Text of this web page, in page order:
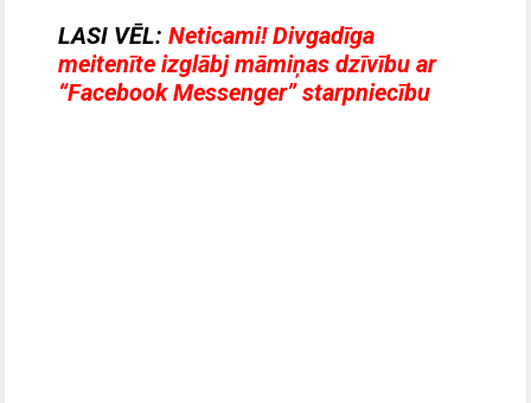
LASI VĒL: Neticami! Divgadīga
meitenīte izglābj māmiņas dzīvību ar
“Facebook Messenger” starpniecību